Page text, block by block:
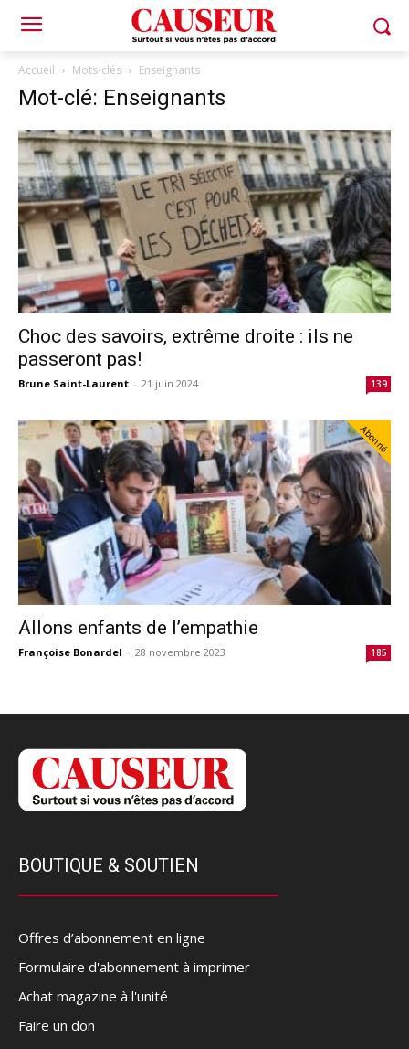
Accueil Mots-clés Enseignants
Mot-clé: Enseignants
Choc des savoirs, extrême droite : ils ne
passeront pas!
Brune Saint-Laurent - 21 juin 2024 139
Abonné
Allons enfants de l’empathie
Françoise Bonardel - 28 novembre 2023 185
BOUTIQUE & SOUTIEN
Offres d’abonnement en ligne
Formulaire d'abonnement à imprimer
Achat magazine à l'unité
Faire un don